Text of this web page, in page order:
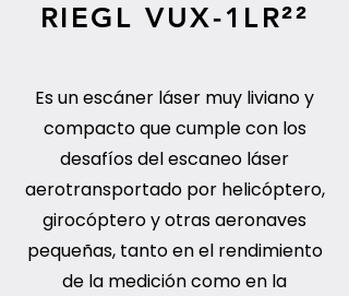
RIEGL VUX-1LR²²
Es un escáner láser muy liviano y
compacto que cumple con los
desafíos del escaneo láser
aerotransportado por helicóptero,
girocóptero y otras aeronaves
pequeñas, tanto en el rendimiento
de la medición como en la